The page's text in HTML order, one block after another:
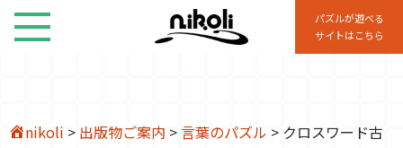
パズルが遊べる
サイトはこちら
nikoli > 出版物ご案内 >言葉のパズル > クロスワード古